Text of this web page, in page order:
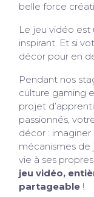
belle force
Le jeu vidéo est
inspirant. Et si
décor pour en
Pendant nos
culture gaming
projet
passionnés,
décor :
mécanismes de
vie à ses
jeu vidéo,
partageable !